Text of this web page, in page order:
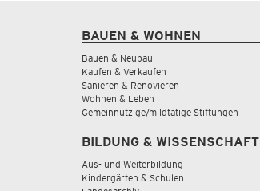
BAUEN & WOHNEN
Bauen & Neubau
Kaufen & Verkaufen
Sanieren & Renovieren
Wohnen & Leben
Gemeinnützige/mildtätige Stiftungen
BILDUNG & WISSENSCHAFT
Aus- und Weiterbildung
Kindergärten & Schulen